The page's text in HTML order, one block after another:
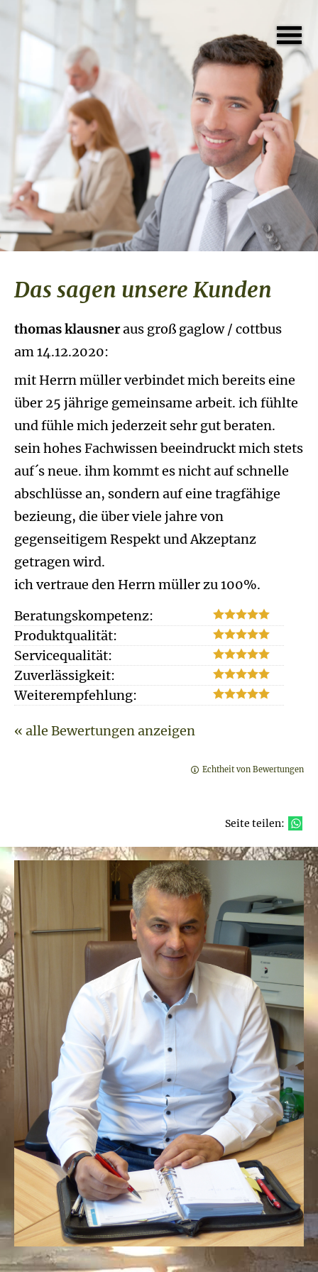
Das sagen unsere Kunden
thomas klausneraus groß gaglow / cottbus
am 14.12.2020:
mit Herrn müller verbindet mich bereits eine
über 25 jährige gemeinsame arbeit. ich fühlte
und fühle mich jederzeit sehr gut beraten.
sein hohes Fachwissen beeindruckt mich stets
auf´s neue. ihm kommt es nicht auf schnelle
abschlüsse an, sondern auf eine tragfähige
bezieung, die über viele jahre von
gegenseitigem Respekt und Akzeptanz
getragen wird.
ich vertraue den Herrn müller zu 100%.
Beratungskompetenz:
Produktqualität:
Servicequalität:
Zuverlässigkeit:
Weiterempfehlung:
« alle Bewertungen anzeigen
Echtheit von Bewertungen
Seite teilen: